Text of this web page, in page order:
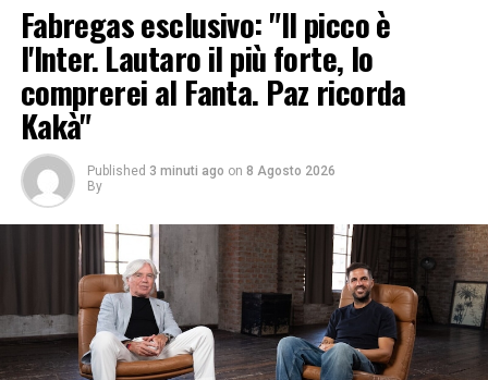
Fabregas esclusivo: "Il picco è
l'Inter. Lautaro il più forte, lo
comprerei al Fanta. Paz ricorda
Kakà"
Published 3 minuti ago on 8 Agosto 2026
By